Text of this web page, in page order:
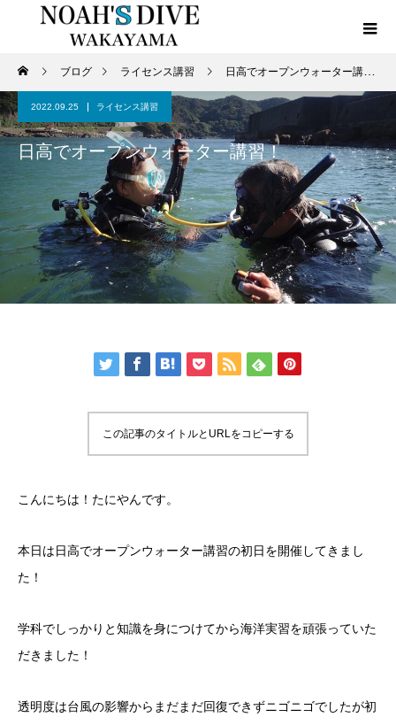
ブログ ライセンス講習 日高でオープンウォーター講習！
2022.09.25 ライセンス講習
日高でオープンウォーター講習！
この記事のタイトルとURLをコピーする
こんにちは！たにやんです。
本日は日高でオープンウォーター講習の初日を開催してきまし
た！
学科でしっかりと知識を身につけてから海洋実習を頑張っていた
だきました！
透明度は台風の影響からまだまだ回復できずニゴニゴでしたが初